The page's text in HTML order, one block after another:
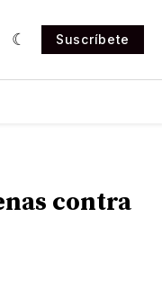
Suscríbete
contra